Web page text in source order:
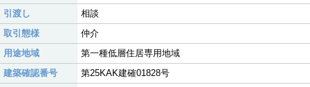
引渡し
相談
取引態様
仲介
用途地域
第一種低層住居専用地域
建築確認番号
第25KAK建確01828号